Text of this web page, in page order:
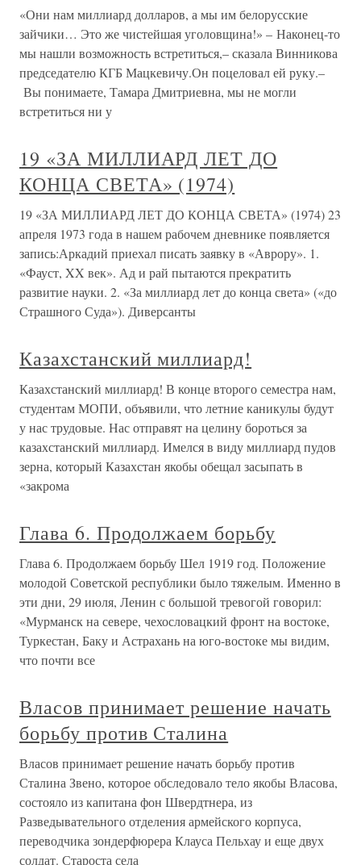
«Они нам миллиард долларов, а мы им белорусские
зайчики… Это же чистейшая уголовщина!» – Наконец-то
мы нашли возможность встретиться,– сказала Винникова
председателю КГБ Мацкевичу.Он поцеловал ей руку.–
Вы понимаете, Тамара Дмитриевна, мы не могли
встретиться ни у
19 «ЗА МИЛЛИАРД ЛЕТ ДО
КОНЦА СВЕТА» (1974)
19 «ЗА МИЛЛИАРД ЛЕТ ДО КОНЦА СВЕТА» (1974) 23
апреля 1973 года в нашем рабочем дневнике появляется
запись:Аркадий приехал писать заявку в «Аврору». 1.
«Фауст, XX век». Ад и рай пытаются прекратить
развитие науки. 2. «За миллиард лет до конца света» («до
Страшного Суда»). Диверсанты
Казахстанский миллиард!
Казахстанский миллиард! В конце второго семестра нам,
студентам МОПИ, объявили, что летние каникулы будут
у нас трудовые. Нас отправят на целину бороться за
казахстанский миллиард. Имелся в виду миллиард пудов
зерна, который Казахстан якобы обещал засыпать в
«закрома
Глава 6. Продолжаем борьбу
Глава 6. Продолжаем борьбу Шел 1919 год. Положение
молодой Советской республики было тяжелым. Именно в
эти дни, 29 июля, Ленин с большой тревогой говорил:
«Мурманск на севере, чехословацкий фронт на востоке,
Туркестан, Баку и Астрахань на юго-востоке мы видим,
что почти все
Власов принимает решение начать
борьбу против Сталина
Власов принимает решение начать борьбу против
Сталина Звено, которое обследовало тело якобы Власова,
состояло из капитана фон Швердтнера, из
Разведывательного отделения армейского корпуса,
переводчика зондерфюрера Клауса Пельхау и еще двух
солдат. Староста села